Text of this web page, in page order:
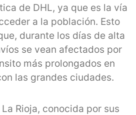
de DHL, ya que es la vía
a la población. Esto
durante los días de alta
se vean afectados por
más prolongados en
las grandes ciudades.
Rioja, conocida por sus